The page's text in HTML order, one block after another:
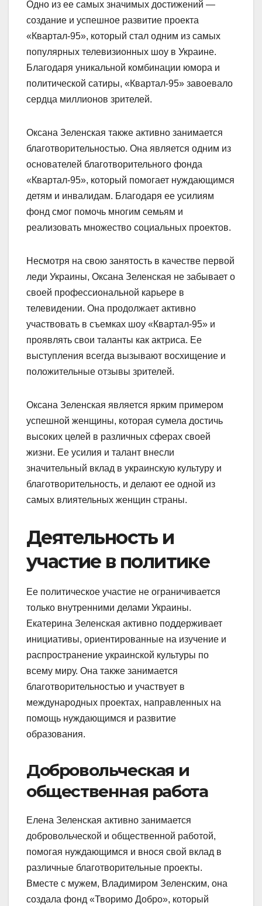
Одно из ее самых значимых достижений —
создание и успешное развитие проекта
«Квартал-95», который стал одним из самых
популярных телевизионных шоу в Украине.
Благодаря уникальной комбинации юмора и
политической сатиры, «Квартал-95» завоевало
сердца миллионов зрителей.
Оксана Зеленская также активно занимается
благотворительностью. Она является одним из
основателей благотворительного фонда
«Квартал-95», который помогает нуждающимся
детям и инвалидам. Благодаря ее усилиям
фонд смог помочь многим семьям и
реализовать множество социальных проектов.
Несмотря на свою занятость в качестве первой
леди Украины, Оксана Зеленская не забывает о
своей профессиональной карьере в
телевидении. Она продолжает активно
участвовать в съемках шоу «Квартал-95» и
проявлять свои таланты как актриса. Ее
выступления всегда вызывают восхищение и
положительные отзывы зрителей.
Оксана Зеленская является ярким примером
успешной женщины, которая сумела достичь
высоких целей в различных сферах своей
жизни. Ее усилия и талант внесли
значительный вклад в украинскую культуру и
благотворительность, и делают ее одной из
самых влиятельных женщин страны.
Деятельность и
участие в политике
Ее политическое участие не ограничивается
только внутренними делами Украины.
Екатерина Зеленская активно поддерживает
инициативы, ориентированные на изучение и
распространение украинской культуры по
всему миру. Она также занимается
благотворительностью и участвует в
международных проектах, направленных на
помощь нуждающимся и развитие
образования.
Добровольческая и
общественная работа
Елена Зеленская активно занимается
добровольческой и общественной работой,
помогая нуждающимся и внося свой вклад в
различные благотворительные проекты.
Вместе с мужем, Владимиром Зеленским, она
создала фонд «Творимо Добро», который